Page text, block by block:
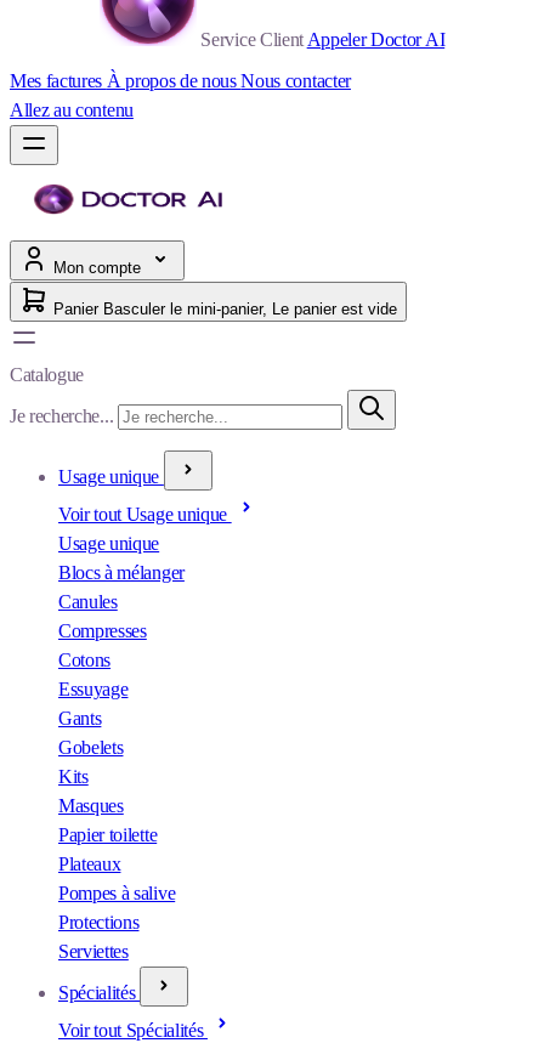
Service Client Appeler Doctor AI
Mes factures À propos de nousNous contacter
Allez au contenu
Mon compte
Panier Basculer le mini-panier, Le panier est vide
Catalogue
Je recherche...
Usage unique
Voir tout Usage unique
Usage unique
Blocs à mélanger
Canules
Compresses
Cotons
Essuyage
Gants
Gobelets
Kits
Masques
Papier toilette
Plateaux
Pompes à salive
Protections
Serviettes
Spécialités
Voir tout Spécialités